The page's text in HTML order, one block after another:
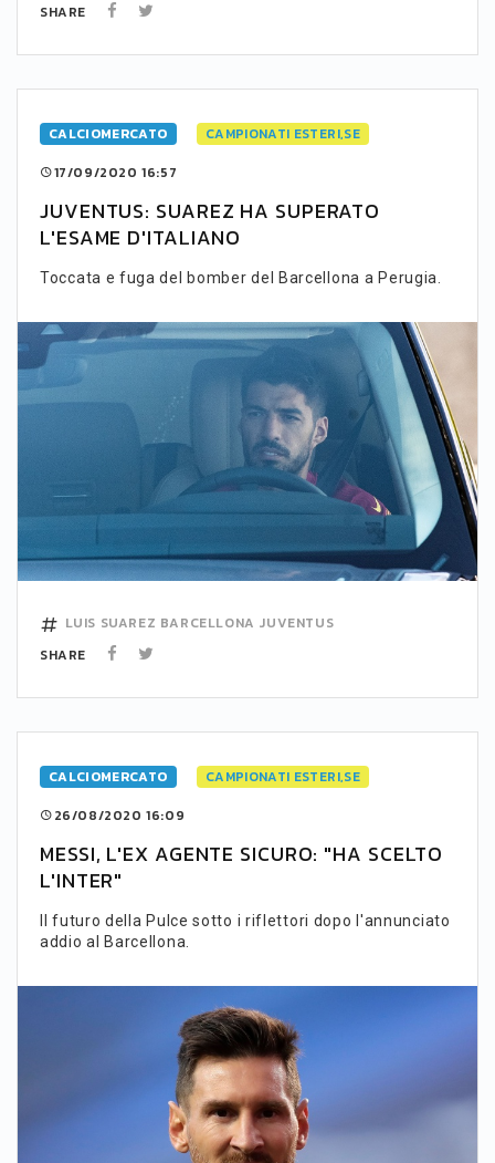
SHARE
CALCIOMERCATO
CAMPIONATI ESTERI,SE
17/09/2020 16:57
JUVENTUS: SUAREZ HA SUPERATO
L'ESAME D'ITALIANO
Toccata e fuga del bomber del Barcellona a Perugia.
LUIS SUAREZ BARCELLONA JUVENTUS
SHARE
CALCIOMERCATO
CAMPIONATI ESTERI,SE
26/08/2020 16:09
MESSI, L'EX AGENTE SICURO: "HA SCELTO
L'INTER"
Il futuro della Pulce sotto i riflettori dopo l'annunciato
addio al Barcellona.